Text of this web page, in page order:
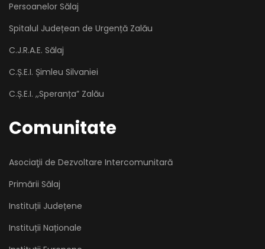
Persoanelor Sălaj
Spitalul Județean de Urgență Zalău
C.J.R.A.E. Sălaj
C.Ș.E.I. Șimleu Silvaniei
C.Ș.E.I. ,,Speranța” Zalău
Comunitate
Asociaţii de Dezvoltare Intercomunitară
Primării Sălaj
Instituții Județene
Instituții Naționale